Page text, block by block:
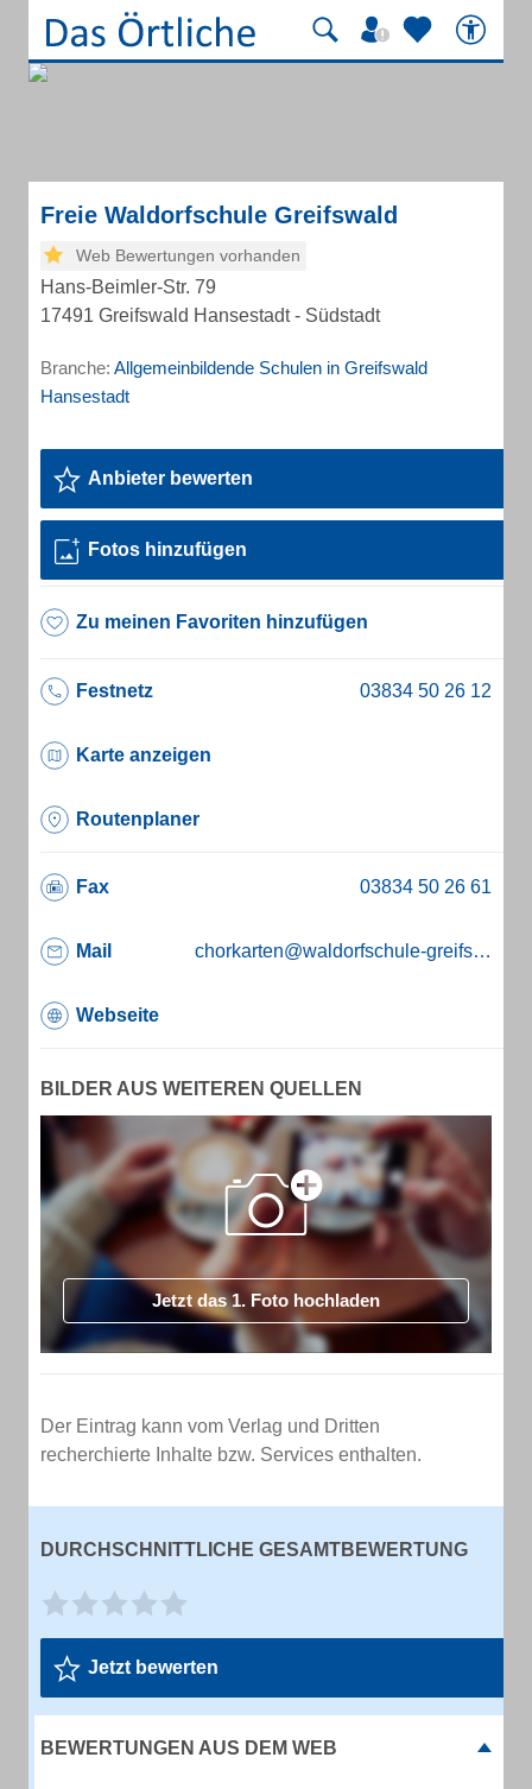
Freie Waldorfschule Greifswald
Web Bewertungen vorhanden
Hans-Beimler-Str. 79
17491 Greifswald Hansestadt - Südstadt
Branche: Allgemeinbildende Schulen in Greifswald
Hansestadt
Anbieter bewerten
Fotos hinzufügen
Zu meinen Favoriten hinzufügen
Festnetz
Karte anzeigen
Routenplaner
Fax
Mail chorkarten@waldorfschule-greifswald.de
Webseite
BILDER AUS WEITEREN QUELLEN
Jetzt das 1. Foto hochladen
Der Eintrag kann vom Verlag und Dritten
recherchierte Inhalte bzw. Services enthalten.
DURCHSCHNITTLICHE GESAMTBEWERTUNG
Jetzt bewerten
BEWERTUNGEN AUS DEM WEB